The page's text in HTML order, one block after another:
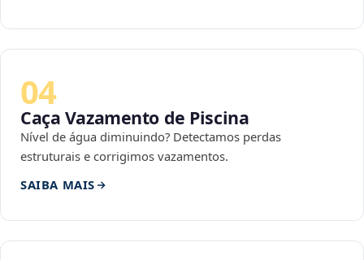
04
Caça Vazamento de Piscina
Nível de água diminuindo? Detectamos perdas
estruturais e corrigimos vazamentos.
SAIBA MAIS